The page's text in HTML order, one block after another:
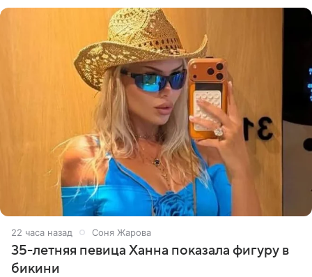
22 часа назад Соня Жарова
35-летняя певица Ханна показала фигуру в
бикини